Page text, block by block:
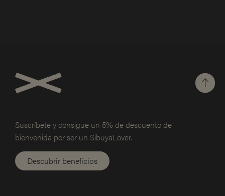
Suscríbete y consigue un 5% dedescuento de
bienvenida por ser un SibuyaLover.
Descubrir beneficios